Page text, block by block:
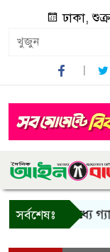
ঢাকা,
সর্বশেষঃ
দিনের মধ্যে গ্যাস